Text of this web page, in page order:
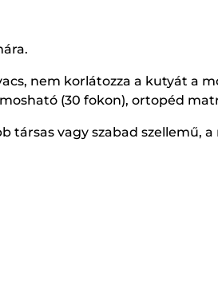
nem korlátozza a kutyát a
(30 fokon), ortopéd
társas vagy szabad szellemű,